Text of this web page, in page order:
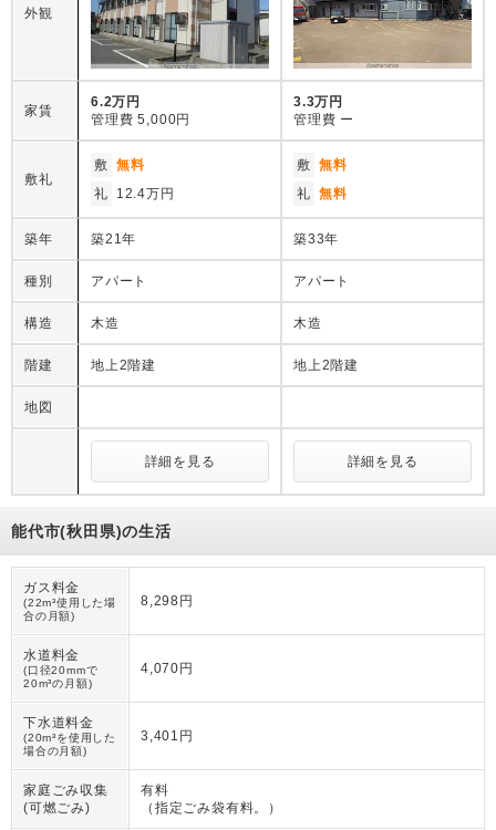
外観
家賃
6.2万円
管理費 5,000円
3.3万円
管理費 ー
敷礼
敷 無料
礼
12.4万円
敷 無料
礼 無料
築年 築21年 築33年
種別 アパート アパート
構造 木造 木造
階建 地上2階建 地上2階建
地図
詳細を見る 詳細を見る
能代市(秋田県)の生活
ガス料金
(22m³使用した場
合の月額)
8,298円
水道料金
(口径20mmで
20m³の月額)
4,070円
下水道料金
(20m³を使用した
場合の月額)
3,401円
家庭ごみ収集
(可燃ごみ)
有料
（ 指定ごみ袋有料。 ）